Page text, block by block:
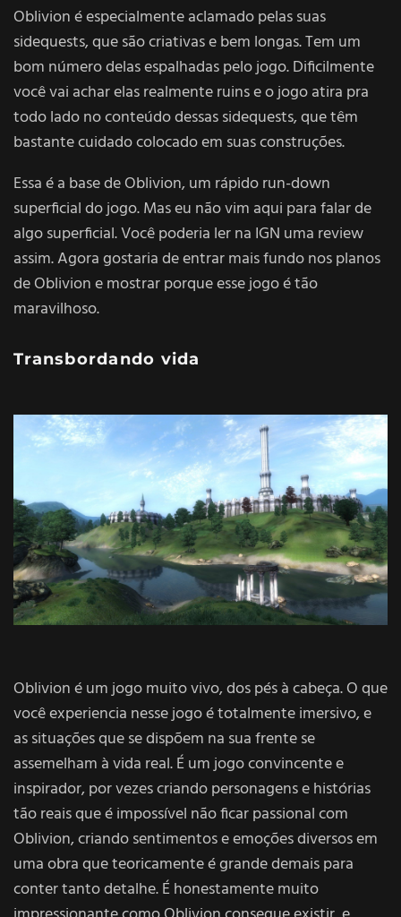
Oblivion é especialmente aclamado pelas suas
sidequests, que são criativas e bem longas. Tem um
bom número delas espalhadas pelo jogo. Dificilmente
você vai achar elas realmente ruins e o jogo atira pra
todo lado no conteúdo dessas sidequests, que têm
bastante cuidado colocado em suas construções.
Essa é a base de Oblivion, um rápido run-down
superficial do jogo. Mas eu não vim aqui para falar de
algo superficial. Você poderia ler na IGN uma review
assim. Agora gostaria de entrar mais fundo nos planos
de Oblivion e mostrar porque esse jogo é tão
maravilhoso.
Transbordando vida
Oblivion é um jogo muito vivo, dos pés à cabeça. O que
você experiencia nesse jogo é totalmente imersivo, e
as situações que se dispõem na sua frente se
assemelham à vida real. É um jogo convincente e
inspirador, por vezes criando personagens e histórias
tão reais que é impossível não ficar passional com
Oblivion, criando sentimentos e emoções diversos em
uma obra que teoricamente é grande demais para
conter tanto detalhe. É honestamente muito